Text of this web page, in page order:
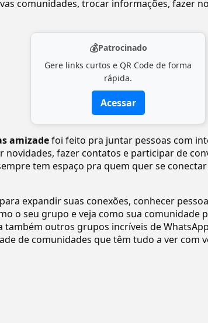
comunidades, trocar informações, fazer
💰Patrocinado
Gere links curtos e QR Code de forma
rápida.
Acessar
amizadefoi feito pra juntar pessoas com
fazer contatos e participar de
tem espaço pra quem quer se
expandir suas conexões, conhecer
o seu grupo e veja como sua comunidade
também outros grupos incríveis de
de comunidades que têm tudo a ver com